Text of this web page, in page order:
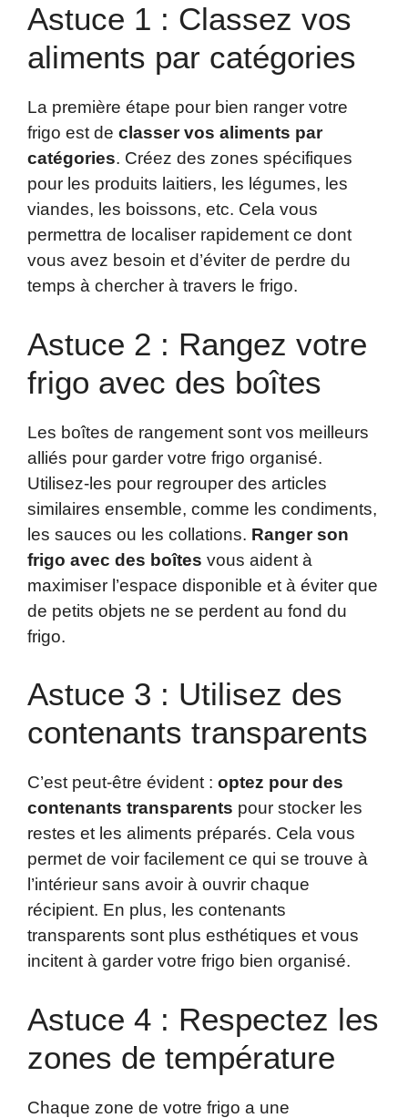
Astuce 1 : Classez vos
aliments par catégories
La première étape pour bien ranger votre
frigo est de classer vos aliments par
catégories. Créez des zones spécifiques
pour les produits laitiers, les légumes, les
viandes, les boissons, etc. Cela vous
permettra de localiser rapidement ce dont
vous avez besoin et d’éviter de perdre du
temps à chercher à travers le frigo.
Astuce 2 : Rangez votre
frigo avec des boîtes
Les boîtes de rangement sont vos meilleurs
alliés pour garder votre frigo organisé.
Utilisez-les pour regrouper des articles
similaires ensemble, comme les condiments,
les sauces ou les collations. Ranger son
frigo avec des boîtes vous aident à
maximiser l’espace disponible et à éviter que
de petits objets ne se perdent au fond du
frigo.
Astuce 3 : Utilisez des
contenants transparents
C’est peut-être évident : optez pour des
contenants transparents pour stocker les
restes et les aliments préparés. Cela vous
permet de voir facilement ce qui se trouve à
l’intérieur sans avoir à ouvrir chaque
récipient. En plus, les contenants
transparents sont plus esthétiques et vous
incitent à garder votre frigo bien organisé.
Astuce 4 : Respectez les
zones de température
Chaque zone de votre frigo a une